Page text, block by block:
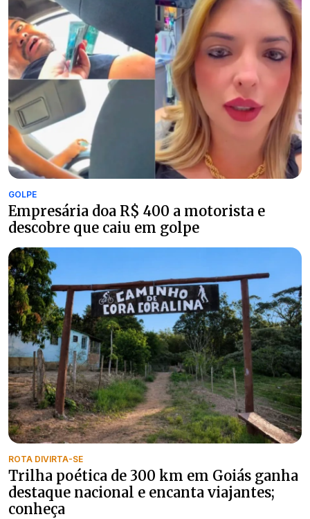
GOLPE
Empresária doa R$ 400 a motorista e
descobre que caiu em golpe
ROTA DIVIRTA-SE
Trilha poética de 300 km em Goiás ganha
destaque nacional e encanta viajantes;
conheça